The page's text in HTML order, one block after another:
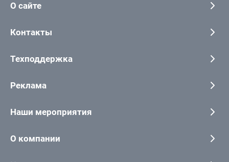
О сайте
Контакты
Техподдержка
Реклама
Наши мероприятия
О компании